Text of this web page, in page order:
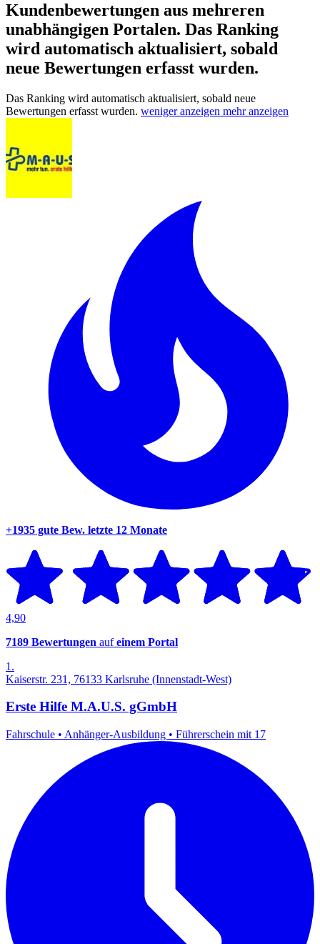
Kundenbewertungen aus mehreren
unabhängigen Portalen. Das Ranking
wird automatisch aktualisiert, sobald
neue Bewertungen erfasst wurden.
Das Ranking wird automatisch aktualisiert, sobald neue
Bewertungen erfasst wurden. weniger anzeigen mehr anzeigen
+1935 gute Bew. letzte 12 Monate
4,90
7189 Bewertungen aufeinem Portal
1.
Kaiserstr. 231, 76133 Karlsruhe (Innenstadt-West)
Erste Hilfe M.A.U.S. gGmbH
Fahrschule • Anhänger-Ausbildung • Führerschein mit 17